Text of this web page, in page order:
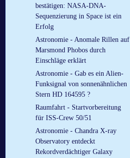
bestätigen: NASA-DNA-
Sequenzierung in Space ist ein
Erfolg
Astronomie - Anomale Rillen auf
Marsmond Phobos durch
Einschläge erklärt
Astronomie - Gab es ein Alien-
Funksignal von sonnenähnlichen
Stern HD 164595 ?
Raumfahrt - Startvorbereitung
für ISS-Crew 50/51
Astronomie - Chandra X-ray
Observatory entdeckt
Rekordverdächtiger Galaxy